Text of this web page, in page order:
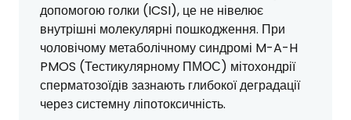
допомогою голки (ICSI), це не нівелює
внутрішні молекулярні пошкодження. При
чоловічому метаболічному синдромі M-A-H
PMOS (Тестикулярному ПМОС) мітохондрії
сперматозоїдів зазнають глибокої деградації
через системну ліпотоксичність.